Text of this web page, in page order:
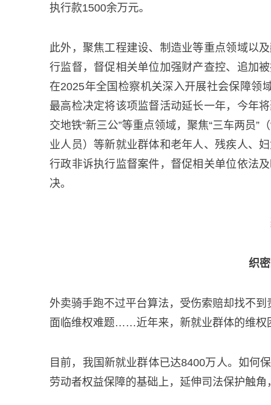
执行款1500余万元。
此外，聚焦工程建设、制造业等重点领域以
行监督，督促相关单位加强财产查控、追加
在2025年全国检察机关深入开展社会保障领
最高检决定将该项监督活动延长一年，今年
交地铁“新三公”等重点领域，聚焦“三车两员”
业人员）等新就业群体和老年人、残疾人、
行政非诉执行监督案件，督促相关单位依法
决。
织
外卖骑手跑不过平台算法，受伤索赔却找不
面临维权难题……近年来，新就业群体的维权
目前，我国新就业群体已达8400万人。如何
劳动者权益保障的基础上，延伸司法保护触角